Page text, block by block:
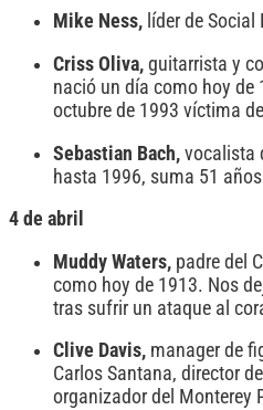
Mike Ness, líder de
Criss Oliva, guitarrista y
nació un día como hoy de
octubre de 1993 víctima
Sebastian Bach, vocalista
hasta 1996, suma 51
4 de abril
Muddy Waters, padre del
como hoy de 1913. Nos
tras sufrir un ataque al
Clive Davis, manager de
Carlos Santana, director
organizador del Monterey